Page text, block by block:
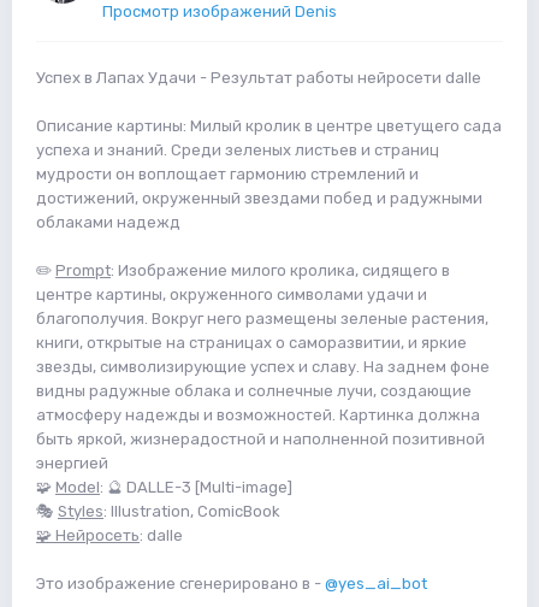
Просмотр изображений Denis
Успех в Лапах Удачи - Результат работы нейросети dalle
Описание картины: Милый кролик в центре цветущего сада
успеха и знаний. Среди зеленых листьев и страниц
мудрости он воплощает гармонию стремлений и
достижений, окруженный звездами побед и радужными
облаками надежд
✏️ Prompt: Изображение милого кролика, сидящего в
центре картины, окруженного символами удачи и
благополучия. Вокруг него размещены зеленые растения,
книги, открытые на страницах о саморазвитии, и яркие
звезды, символизирующие успех и славу. На заднем фоне
видны радужные облака и солнечные лучи, создающие
атмосферу надежды и возможностей. Картинка должна
быть яркой, жизнерадостной и наполненной позитивной
энергией
🧩 Model: 🔮 DALLE-3 [Multi-image]
🎭 Styles: Illustration, ComicBook
🧩 Нейросеть: dalle
Это изображение сгенерировано в - @yes_ai_bot